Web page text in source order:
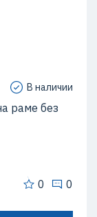
В наличии
раме без
0 0